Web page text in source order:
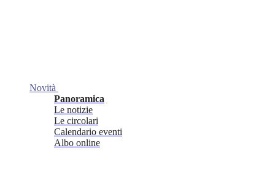
Novità
Panoramica
Le notizie
Le circolari
Calendario eventi
Albo online